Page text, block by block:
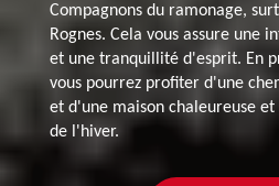
Compagnons du ramonage,
Rognes. Cela vous assure une
et une tranquillité d'esprit. En
vous pourrez profiter d'une
et d'une maison chaleureuse
de l'hiver.